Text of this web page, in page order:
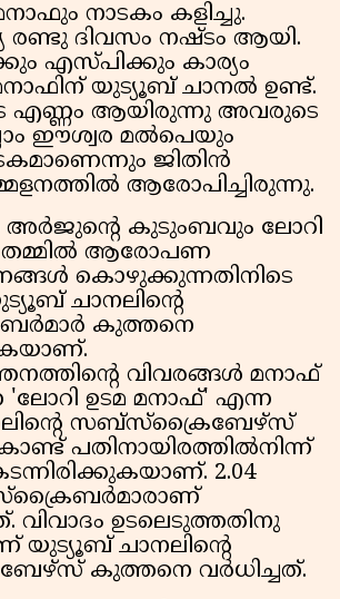
നാടകം കളിച്ചു.
രണ്ടു ദിവസം നഷ്ടം ആയി.
എസ്പിക്കും കാര്യം
യുട്യൂബ് ചാനല്‍ ഉണ്ട്.
എണ്ണം ആയിരുന്നു അവരുടെ
ഈശ്വര മല്‍പെയും
ജിതിന്‍
ആരോപിച്ചിരുന്നു.
അര്‍ജുന്റെ കുടുംബവും ലോറി
തമ്മില്‍ ആരോപണ
കൊഴുക്കുന്നതിനിടെ
ചാനലിന്റെ
കുത്തനെ
വിവരങ്ങള്‍ മനാഫ്
'ലോറി ഉടമ മനാഫ്' എന്ന
സബ്‌സ്‌ക്രൈബേഴ്‌സ്
പതിനായിരത്തില്‍നിന്ന്
2.04
വിവാദം ഉടലെടുത്തതിനു
യുട്യൂബ് ചാനലിന്റെ
കുത്തനെ വര്‍ധിച്ചത്.